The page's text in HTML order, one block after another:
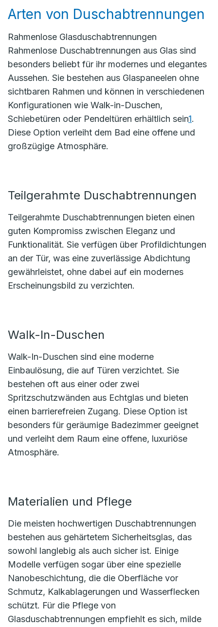
Arten von Duschabtrennungen
Rahmenlose Glasduschabtrennungen
Rahmenlose Duschabtrennungen aus Glas sind
besonders beliebt für ihr modernes und elegantes
Aussehen. Sie bestehen aus Glaspaneelen ohne
sichtbaren Rahmen und können in verschiedenen
Konfigurationen wie Walk-in-Duschen,
Schiebetüren oder Pendeltüren erhältlich sein1.
Diese Option verleiht dem Bad eine offene und
großzügige Atmosphäre.
Teilgerahmte Duschabtrennungen
Teilgerahmte Duschabtrennungen bieten einen
guten Kompromiss zwischen Eleganz und
Funktionalität. Sie verfügen über Profildichtungen
an der Tür, was eine zuverlässige Abdichtung
gewährleistet, ohne dabei auf ein modernes
Erscheinungsbild zu verzichten.
Walk-In-Duschen
Walk-In-Duschen sind eine moderne
Einbaulösung, die auf Türen verzichtet. Sie
bestehen oft aus einer oder zwei
Spritzschutzwänden aus Echtglas und bieten
einen barrierefreien Zugang. Diese Option ist
besonders für geräumige Badezimmer geeignet
und verleiht dem Raum eine offene, luxuriöse
Atmosphäre.
Materialien und Pflege
Die meisten hochwertigen Duschabtrennungen
bestehen aus gehärtetem Sicherheitsglas, das
sowohl langlebig als auch sicher ist. Einige
Modelle verfügen sogar über eine spezielle
Nanobeschichtung, die die Oberfläche vor
Schmutz, Kalkablagerungen und Wasserflecken
schützt. Für die Pflege von
Glasduschabtrennungen empfiehlt es sich, milde